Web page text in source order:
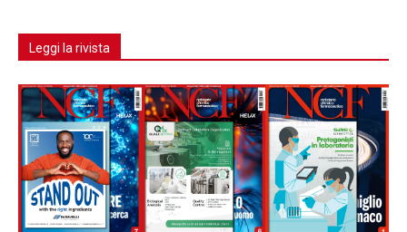
Leggi la rivista